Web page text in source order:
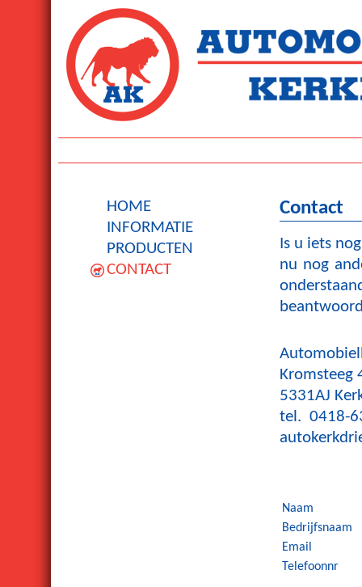
HOME
INFORMATIE
PRODUCTEN
CONTACT
Contact
Is u iets
nu nog
Kromsteeg
5331AJ
tel. 0418-
Naam
Bedrijfsnaam
Email
Telefoonnr